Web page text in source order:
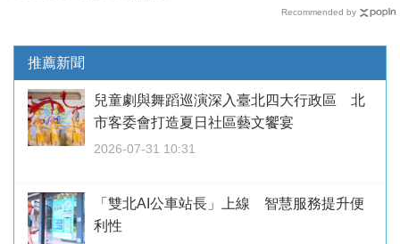
Recommended by
推薦新聞
兒童劇與舞蹈巡演深入臺北四大行政區 北
市客委會打造夏日社區藝文饗宴
2026-07-31 10:31
「雙北AI公車站長」上線 智慧服務提升便
利性